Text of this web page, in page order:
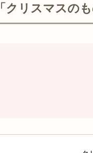
「クリスマスの